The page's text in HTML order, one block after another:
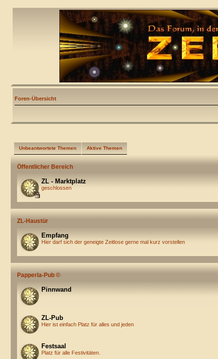
Foren-Übersicht
Unbeantwortete Themen Aktive Themen
Öffentlicher Bereich
ZL - Marktplatz
geschlossen
ZL-Haustür
Empfang
Hier darf sich der geneigte Zeitlose gerne mal kurz vorstellen
Papperla-Pub ©
Pinnwand
ZL-Pub
Hier ist einfach Platz für alles und jeden
Festsaal
Platz für alle Festivitäten.